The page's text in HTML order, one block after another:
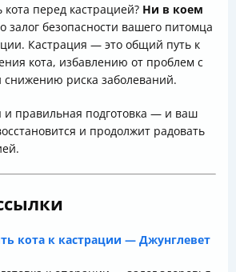
перед кастрацией? Ни в коем
залог безопасности вашего питомца
Кастрация — это общий путь к
кота, избавлению от проблем с
риска заболеваний.
и правильная подготовка — и ваш
и продолжит радовать
кота к кастрации — Джунглевет